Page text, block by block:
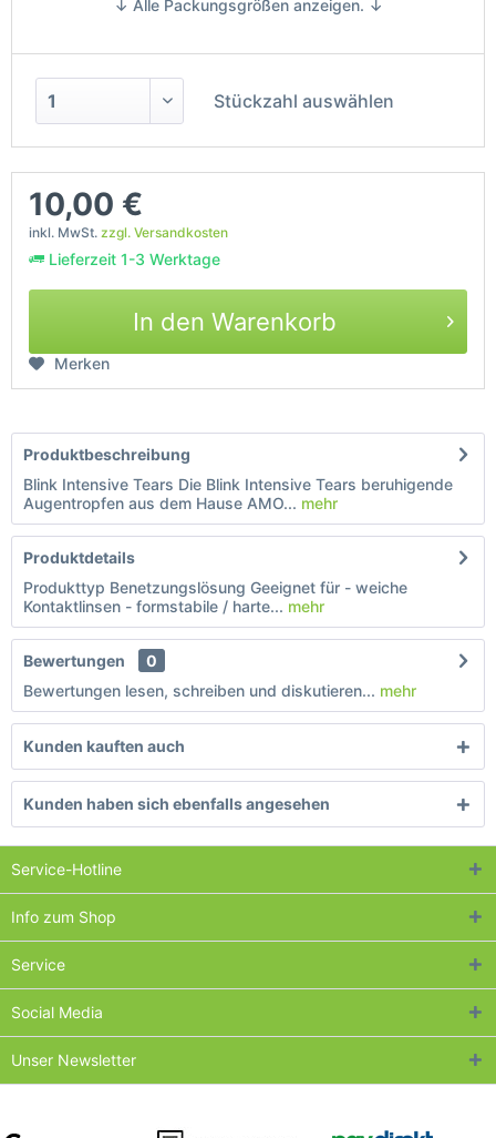
↓ Alle Packungsgrößen anzeigen. ↓
Stückzahl auswählen
10,00 €
inkl. MwSt. zzgl. Versandkosten
Lieferzeit 1-3 Werktage
In den Warenkorb
Merken
Produktbeschreibung
Blink Intensive Tears Die Blink Intensive Tears beruhigende
Augentropfen aus dem Hause AMO... mehr
Produktdetails
Produkttyp Benetzungslösung Geeignet für - weiche
Kontaktlinsen - formstabile / harte... mehr
Bewertungen
0
Bewertungen lesen, schreiben und diskutieren... mehr
Kunden kauften auch
Kunden haben sich ebenfalls angesehen
Service-Hotline
Info zum Shop
Service
Social Media
Unser Newsletter